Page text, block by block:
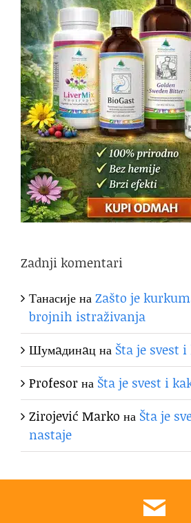
Zadnji komentari
ТанасијенаZašto je
brojnih istraživanja
Шумaдинaцна Šta je svest
Profesorна Šta je svest i
Zirojević Marko на Šta je
nastaje